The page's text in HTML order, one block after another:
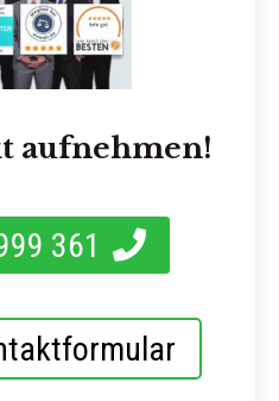
aufnehmen!
361